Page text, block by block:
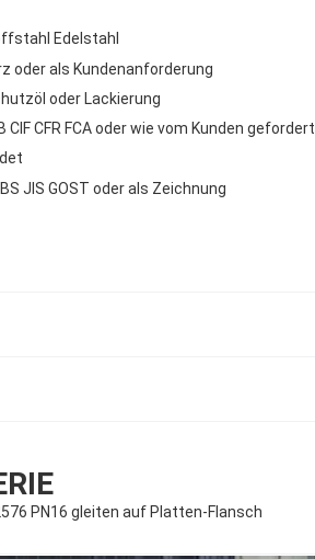
Edelstahl
oder als Kundenanforderung
oder Lackierung
CIF CFR FCA oder wie vom Kunden gefordert
BS JIS GOST oder als Zeichnung
PN16 gleiten auf Platten-Flansch